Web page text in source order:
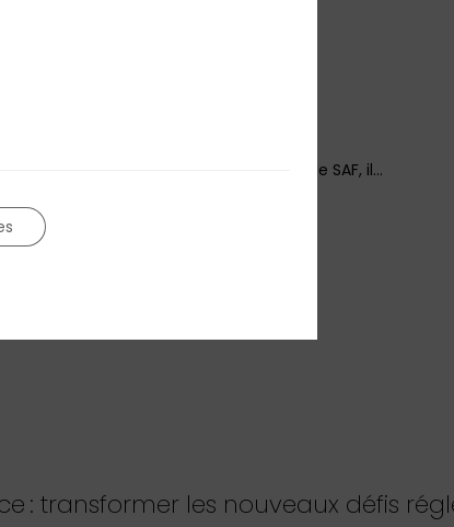
de SAF en Europe
Economics L’UE ayant fixé ses quotas de SAF, il…
: transformer les nouveaux défis